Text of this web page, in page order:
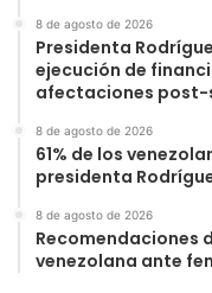
8 de agosto de 2026
Presidenta
ejecución de
afectaciones post-
8 de agosto de 2026
61% de los
presidenta
8 de agosto de 2026
Recomendaciones
venezolana ante